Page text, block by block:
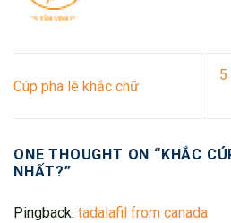
Cúp pha lê khắc chữ
5
ONE THOUGHT ON “ KHẮC
NHẤT?”
Pingback: tadalafil from canada